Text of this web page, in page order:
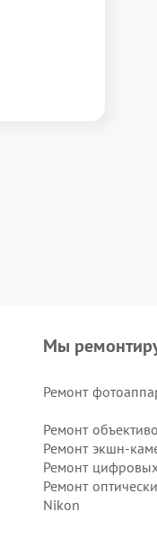
Мы
Ремонт
Ремонт
Ремонт экшн-
Ремонт
Ремонт
Nikon